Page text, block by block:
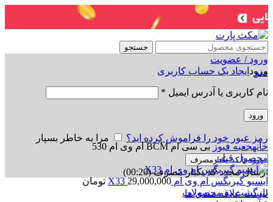
جستجو
ورود / عضویت
ورود ایجاد یک حساب کاربری
نام کاربری یا آدرس ایمیل *
ورود
رمز عبور خود را فراموش کرده اید؟ مرا به خاطر بسپار
ورود با کد یکبارمصرف
ارسال مجدد کد یکبار مصرف(00:
20
)
لیست علاقه مندی ها
منو
برای بزرگنمایی کلیک کنید
خانهجعبه فیوز بی سی ام BCM ام وی ام 530
محصول قبلی
ایسیو گیربگس ام وی ام X3329,000,000
تومان
بازگشت به محصولات